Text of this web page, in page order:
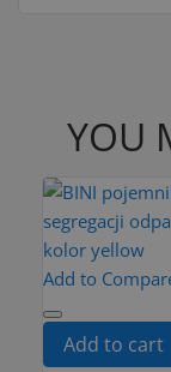
YOU
Add to
Add to cart